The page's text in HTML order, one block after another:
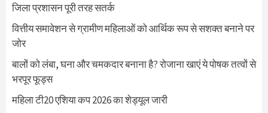
जिला प्रशासन पूरी तरह सतर्क
वित्तीय समावेशन से ग्रामीण महिलाओं को आर्थिक रूप से सशक्त बनाने पर
जोर
बालों को लंबा, घना और चमकदार बनाना है? रोजाना खाएं ये पोषक तत्वों से
भरपूर फूड्स
महिला टी20 एशिया कप 2026 का शेड्यूल जारी